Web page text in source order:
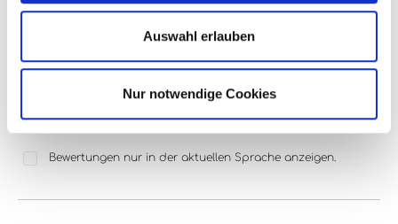
Auswahl erlauben
Nur notwendige Cookies
Bewertungen nur in der aktuellen Sprache anzeigen.